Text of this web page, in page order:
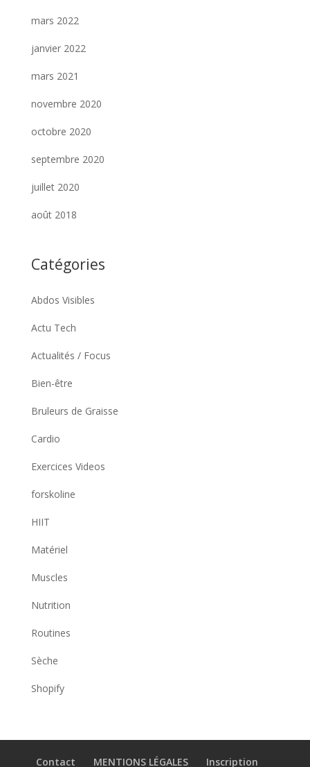
mars 2022
janvier 2022
mars 2021
novembre 2020
octobre 2020
septembre 2020
juillet 2020
août 2018
Catégories
Abdos Visibles
Actu Tech
Actualités / Focus
Bien-être
Bruleurs de Graisse
Cardio
Exercices Videos
forskoline
HIIT
Matériel
Muscles
Nutrition
Routines
Sèche
Shopify
Contact MENTIONS LÉGALES Inscription